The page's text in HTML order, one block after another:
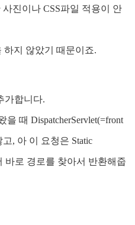
진이나 CSS파일 적용이 안
하지 않았기 때문이죠.
가합니다.
때 DispatcherServlet(=front
, 아 이 요청은 Static
바로 경로를 찾아서 반환해줍